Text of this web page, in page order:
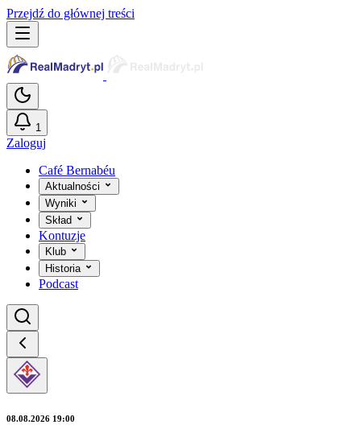
Przejdź do głównej treści
1
Zaloguj
Café Bernabéu
Aktualności
Wyniki
Skład
Kontuzje
Klub
Historia
Podcast
08.08.2026 19:00